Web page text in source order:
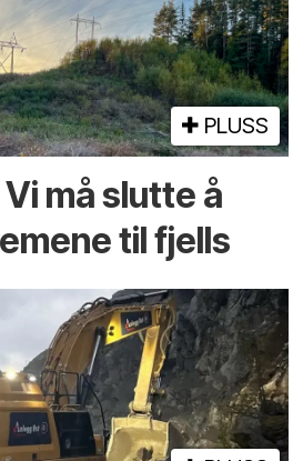
PLUSS
må slutte å
til fjells